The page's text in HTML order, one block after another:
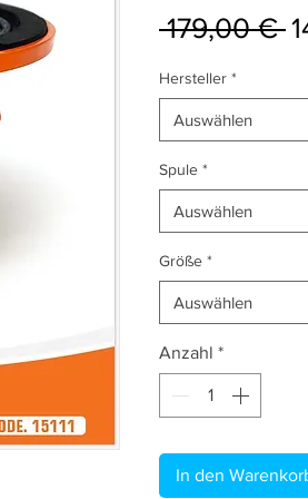
179,00 €
Hersteller *
Auswählen
Spule *
Auswählen
Größe *
Auswählen
Anzahl *
In den